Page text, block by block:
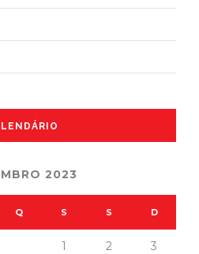
2023
Q S S D
1 2 3